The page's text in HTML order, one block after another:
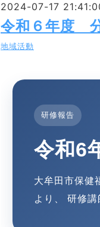
2024-07-17
令和６年度
地域活動
研修報告
令和6
大牟田市保健
より、 研修講